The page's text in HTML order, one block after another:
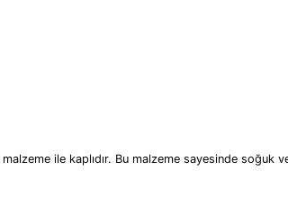
ile kaplıdır. Bu malzeme sayesinde soğuk